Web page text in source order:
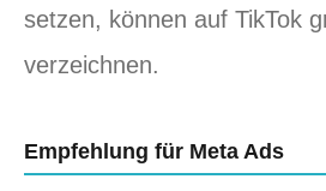
setzen, können auf TikTok
verzeichnen.
Empfehlung für Meta Ads